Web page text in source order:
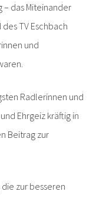
das Miteinander
TV Eschbach
und
Radlerinnen und
Ehrgeiz kräftig in
Beitrag zur
zur besseren